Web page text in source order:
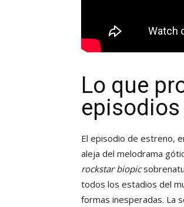
Lo que
El episodio de estreno,
aleja del melodrama
rockstar biopic
todos los estadios del
formas inesperadas. La